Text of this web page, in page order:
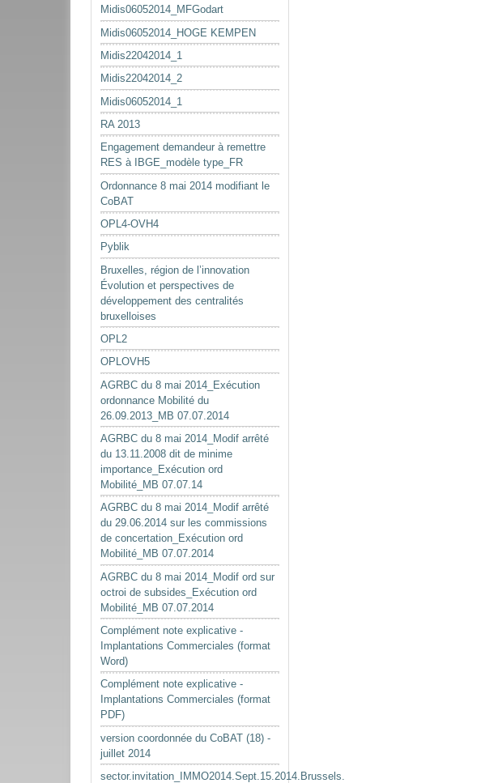
Midis06052014_MFGodart
Midis06052014_HOGE KEMPEN
Midis22042014_1
Midis22042014_2
Midis06052014_1
RA 2013
Engagement demandeur à remettre
RES à IBGE_modèle type_FR
Ordonnance 8 mai 2014 modifiant le
CoBAT
OPL4-OVH4
Pyblik
Bruxelles, région de l’innovation
Évolution et perspectives de
développement des centralités
bruxelloises
OPL2
OPLOVH5
AGRBC du 8 mai 2014_Exécution
ordonnance Mobilité du
26.09.2013_MB 07.07.2014
AGRBC du 8 mai 2014_Modif arrêté
du 13.11.2008 dit de minime
importance_Exécution ord
Mobilité_MB 07.07.14
AGRBC du 8 mai 2014_Modif arrêté
du 29.06.2014 sur les commissions
de concertation_Exécution ord
Mobilité_MB 07.07.2014
AGRBC du 8 mai 2014_Modif ord sur
octroi de subsides_Exécution ord
Mobilité_MB 07.07.2014
Complément note explicative -
Implantations Commerciales (format
Word)
Complément note explicative -
Implantations Commerciales (format
PDF)
version coordonnée du CoBAT (18) -
juillet 2014
sector.invitation_IMMO2014.Sept.15.2014.Brussels.